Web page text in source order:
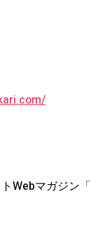
Webマガジン「